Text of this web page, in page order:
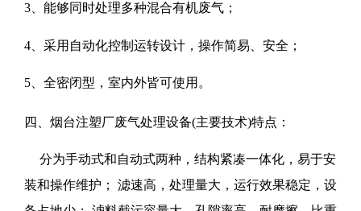
3、能够同时处理多种混合有机废气；
4、采用自动化控制运转设计，操作简易、安全；
5、全密闭型，室内外皆可使用。
四、烟台注塑厂废气处理设备(主要技术)特点：
分为手动式和自动式两种，结构紧凑一体化，易于安
装和操作维护； 滤速高，处理量大，运行效果稳定，设